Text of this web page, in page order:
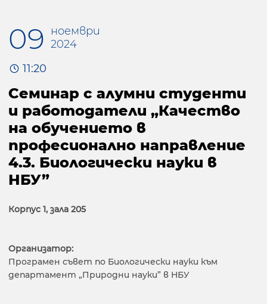
09
ноември
2024
11:20
Семинар с алумни студенти
и работодатели „Качество
на обучението в
професионално направление
4.3. Биологически науки в
НБУ”
Корпус 1, зала 205
Организатор:
Програмен съвет по Биологически науки към
департамент „Природни науки” в НБУ